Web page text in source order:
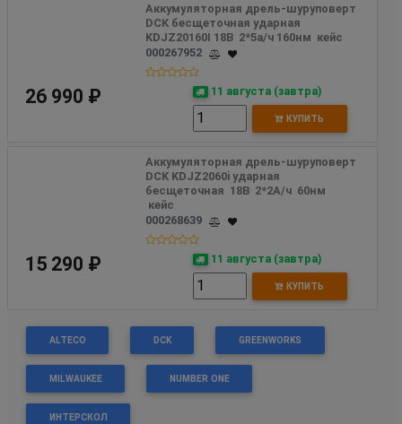
Аккумуляторная дрель-шуруповерт
DCK бесщеточная ударная
KDJZ20160I 18В  2*5а/ч 160нм  кейс
000267952
26 990 ₽ 11 августа (завтра)
КУПИТЬ
Аккумуляторная дрель-шуруповерт
DCK KDJZ2060i ударная
бесщеточная  18В  2*2А/ч  60нм
кейс
000268639
15 290 ₽ 11 августа (завтра)
КУПИТЬ
ALTECO DCK GREENWORKS
MILWAUKEE NUMBER ONE
ИНТЕРСКОЛ